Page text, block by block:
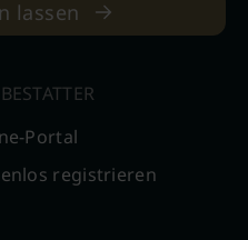
lassen
Portal
registrieren